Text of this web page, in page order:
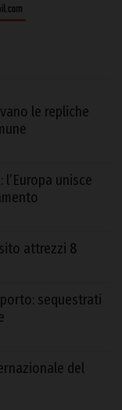
le repliche
unisce
attrezzi 8
sequestrati
del